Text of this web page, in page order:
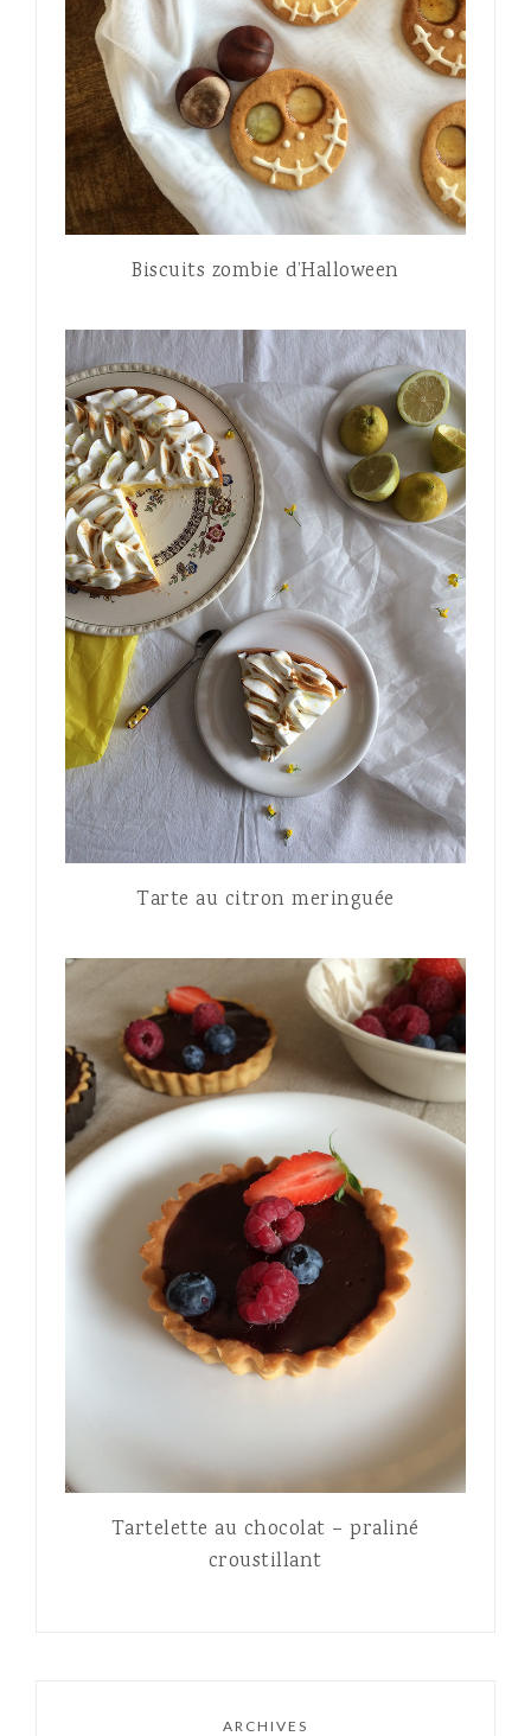
Biscuits zombie d’Halloween
Tarte au citron meringuée
Tartelette au chocolat – praliné
croustillant
ARCHIVES